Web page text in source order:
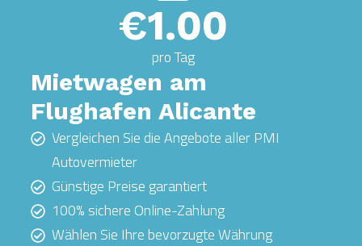
€1.00
pro Tag
Mietwagen am
Flughafen Alicante
Vergleichen Sie die Angebote aller PMI
Autovermieter
Günstige Preise garantiert
100% sichere Online-Zahlung
Wählen Sie Ihre bevorzugte Währung